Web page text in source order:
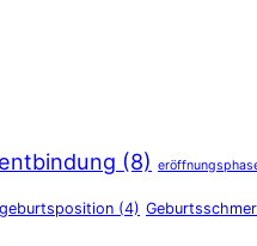
entbindung (8)
geburtsposition (4)